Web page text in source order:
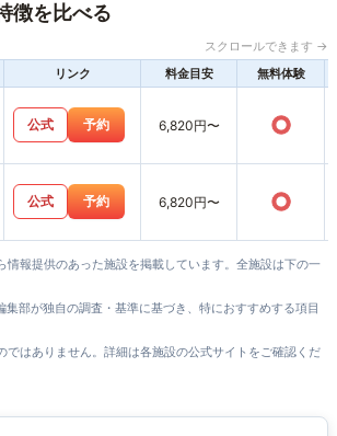
徴を比べる
スクロールできます →
リンク 料金目安 無料体験
公式 予約 6,820円〜 ○
公式 予約 6,820円〜 ○
情報提供のあった施設を掲載しています。全施設は下の一
部が独自の調査・基準に基づき、特におすすめする項目
ではありません。詳細は各施設の公式サイトをご確認くだ